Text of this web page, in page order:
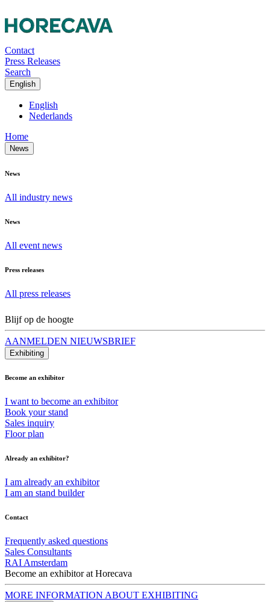
Contact
Press Releases
Search
English
English
Nederlands
Home
News
News
All industry news
News
All event news
Press releases
All press releases
Blijf op de hoogte
AANMELDEN NIEUWSBRIEF
Exhibiting
Become an exhibitor
I want to become an exhibitor
Book your stand
Sales inquiry
Floor plan
Already an exhibitor?
I am already an exhibitor
I am an stand builder
Contact
Frequently asked questions
Sales Consultants
RAI Amsterdam
Become an exhibitor at Horecava
MORE INFORMATION ABOUT EXHIBITING